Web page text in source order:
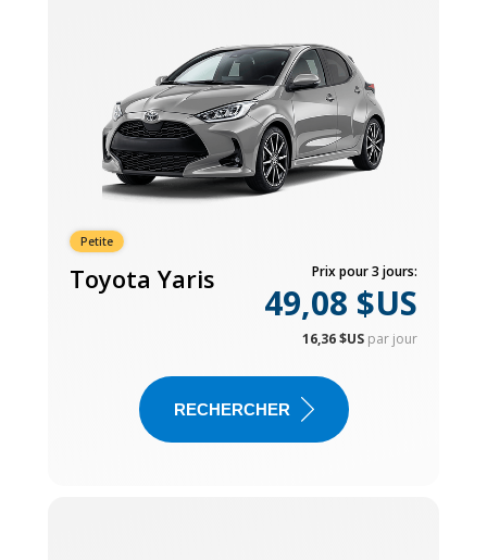
Petite
Toyota Yaris Prix pour 3 jours:
49,08 $US
16,36 $US par jour
RECHERCHER